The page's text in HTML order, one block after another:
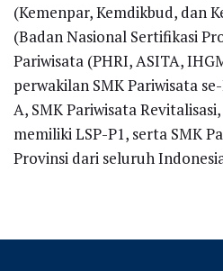
(Kemenpar, Kemdikbud, dan
(Badan Nasional Sertifikasi
Pariwisata (PHRI, ASITA,
perwakilan SMK Pariwisata
A, SMK Pariwisata
memiliki LSP-P1, serta SMK
Provinsi dari seluruh